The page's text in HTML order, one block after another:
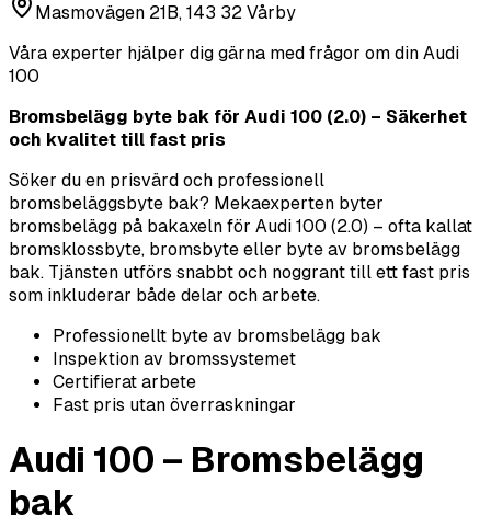
Masmovägen 21B, 143 32 Vårby
Våra experter hjälper dig gärna med frågor om din Audi
100
Bromsbelägg byte bak för Audi 100 (2.0) – Säkerhet
och kvalitet till fast pris
Söker du en prisvärd och professionell
bromsbeläggsbyte bak? Mekaexperten byter
bromsbelägg på bakaxeln för Audi 100 (2.0) – ofta kallat
bromsklossbyte, bromsbyte eller byte av bromsbelägg
bak. Tjänsten utförs snabbt och noggrant till ett fast pris
som inkluderar både delar och arbete.
Professionellt byte av bromsbelägg bak
Inspektion av bromssystemet
Certifierat arbete
Fast pris utan överraskningar
Audi 100 – Bromsbelägg
bak